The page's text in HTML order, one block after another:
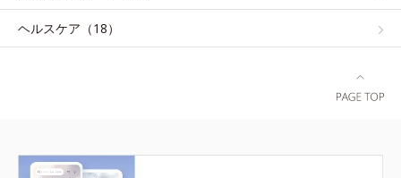
ヘルスケア（18）